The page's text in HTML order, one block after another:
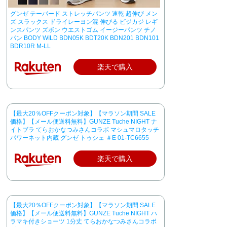
グンゼ テーパード ストレッチパンツ 速乾 超伸び メン
ズ スラックス ドライレーヨン混 伸びる ビジカジ レギ
ンスパンツ ズボン ウエストゴム イージーパンツ チノ
パン BODY WILD BDN05K BDT20K BDN201 BDN101
BDR10R M-LL
楽天で購入
【最大20％OFFクーポン対象】【マラソン期間 SALE
価格】【メール便送料無料】GUNZE Tuche NIGHT ナ
イトブラ てらおかなつみさんコラボ マシュマロタッチ
パワーネット内蔵 グンゼ トゥシェ ＃E 01-TC6655
楽天で購入
【最大20％OFFクーポン対象】【マラソン期間 SALE
価格】【メール便送料無料】GUNZE Tuche NIGHT ハ
ラマキ付きショーツ 1分丈 てらおかなつみさんコラボ